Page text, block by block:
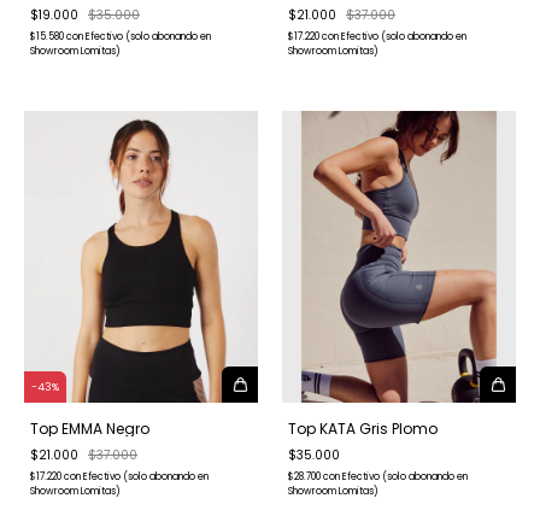
$19.000 $35.000
$15.580conEfectivo (solo abonando en
Showroom Lomitas)
$21.000 $37.000
$17.220conEfectivo (solo abonando en
Showroom Lomitas)
-43%
Top EMMA Negro
$21.000 $37.000
$17.220conEfectivo (solo abonando en
Showroom Lomitas)
Top KATA Gris Plomo
$35.000
$28.700conEfectivo (solo abonando en
Showroom Lomitas)